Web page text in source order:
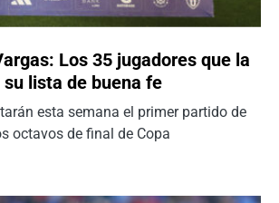
Los 35 jugadores que la
lista de buena fe
esta semana el primer partido de
octavos de final de Copa